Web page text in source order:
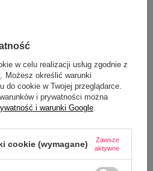
34,99 zł
w celu realizacji usług zgodnie z
. Możesz określić warunki
do cookie w Twojej przeglądarce.
i prywatności można
i warunki Google.
cookie (wymagane)
Zawsze
aktywne